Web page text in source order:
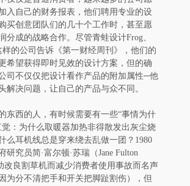
入自己的财务报表，他们聘用专业的设
买创意团队们的几十个工作时，甚至愿
分成的战略合作。尽管青蛙设计Frog、
样的公司告诉《第一财经周刊》，他们的
希望获得即时见效的设计方案，但的确
司不仅仅把设计看作产品的附加属性─他
解决问题，让自己的产品与众不同。
东西的人，有时候需要有一些“事情为什
：为什么取暖器加热非得散发出灰尘烧
么耳机线总是穿来绕去乱做一团？1980
研究员简·富尔顿·苏瑞（Jane Fulton
改良割草机而减少消费者使用事故而名声
为分不清把手和开关把脚趾割伤），但